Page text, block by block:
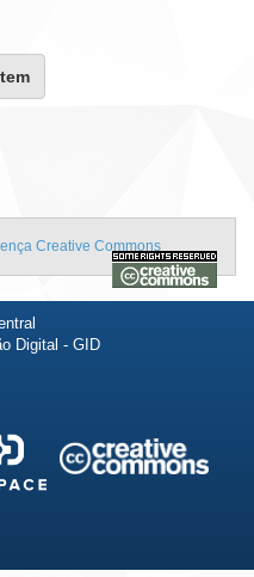
Creative Commons
Digital - GID